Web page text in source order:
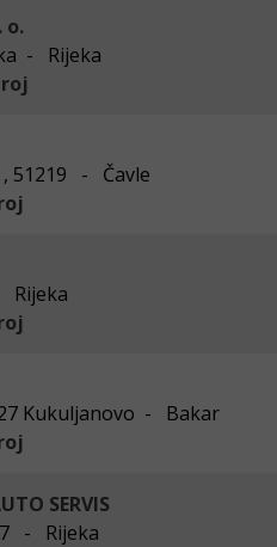
o.
- Rijeka
, 51219 - Čavle
Rijeka
Kukuljanovo - Bakar
SERVIS
- Rijeka